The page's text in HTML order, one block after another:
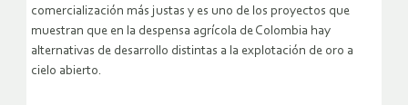
comercialización más justas y es uno de los proyectos que
muestran que en la despensa agrícola de Colombia hay
alternativas de desarrollo distintas a la explotación de oro a
cielo abierto.